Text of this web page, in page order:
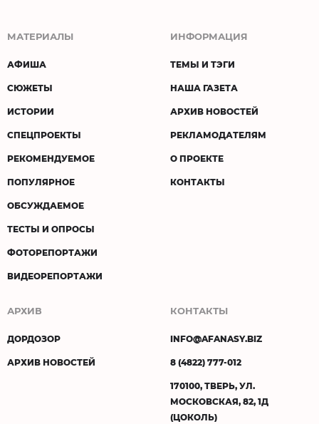
МАТЕРИАЛЫ
АФИША
СЮЖЕТЫ
ИСТОРИИ
СПЕЦПРОЕКТЫ
РЕКОМЕНДУЕМОЕ
ПОПУЛЯРНОЕ
ОБСУЖДАЕМОЕ
ТЕСТЫ И ОПРОСЫ
ФОТОРЕПОРТАЖИ
ВИДЕОРЕПОРТАЖИ
ИНФОРМАЦИЯ
ТЕМЫ И ТЭГИ
НАША ГАЗЕТА
АРХИВ НОВОСТЕЙ
РЕКЛАМОДАТЕЛЯМ
О ПРОЕКТЕ
КОНТАКТЫ
АРХИВ
ДОРДОЗОР
АРХИВ НОВОСТЕЙ
КОНТАКТЫ
INFO@AFANASY.BIZ
8 (4822) 777-012
170100, ТВЕРЬ, УЛ.
МОСКОВСКАЯ, 82, 1Д
(ЦОКОЛЬ)